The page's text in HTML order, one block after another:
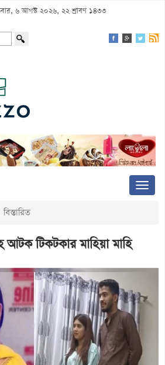
৬ আগস্ট ২০২৬, ২২ শ্রাবণ ১৪৩৩
বিস্তারিত
আটক টিকটকার মাহিয়া মাহি